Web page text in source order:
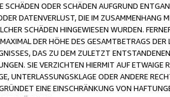
SCHÄDEN ODER SCHÄDEN AUFGRUND
DATENVERLUST, DIE IM ZUSAMMENHANG
SCHÄDEN HINGEWIESEN WURDEN.
DER HÖHE DES GESAMTBETRAGS
DAS ZU DEM ZULETZT
SIE VERZICHTEN HIERMIT AUF
UNTERLASSUNGSKLAGE ODER ANDERE
EINE EINSCHRÄNKUNG VON